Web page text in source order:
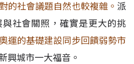
的社會議題自然也較複雜。 派
社會關照，確實是更大的挑
運的基礎建設同步回饋弱勢市
興城市一大福音。